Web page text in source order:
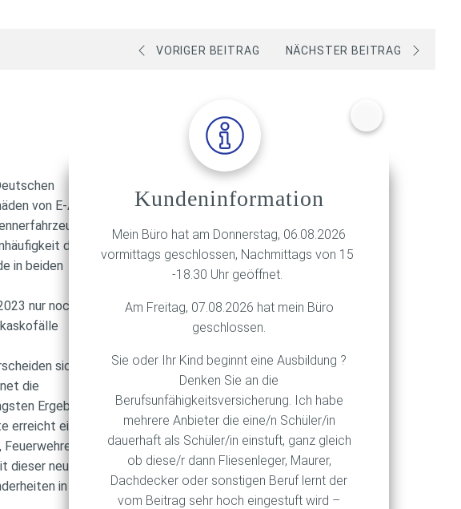
VORIGER BEITRAG NÄCHSTER BEITRAG
von E-Autos
der
in beiden
nur noch um ein
sich ihre
die
Ergebnisse ein.
erreicht einen
und
dieser neuen
in den
Kundeninformation
Mein Büro hat am Donnerstag, 06.08.2026
vormittags geschlossen, Nachmittags von 15
-18.30 Uhr geöffnet.
Am Freitag, 07.08.2026 hat mein Büro
geschlossen.
Sie oder Ihr Kind beginnt eine Ausbildung ?
Denken Sie an die
Berufsunfähigkeitsversicherung. Ich habe
mehrere Anbieter die eine/n Schüler/in
dauerhaft als Schüler/in einstuft, ganz gleich
ob diese/r dann Fliesenleger, Maurer,
Dachdecker oder sonstigen Beruf lernt der
vom Beitrag sehr hoch eingestuft wird –